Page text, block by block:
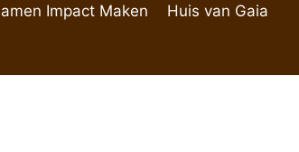
Impact Maken Huis van Gaia